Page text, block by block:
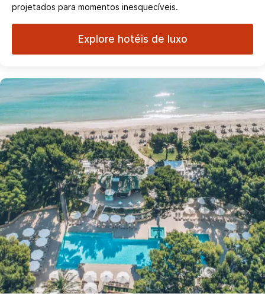
projetados para momentos inesquecíveis.
Explore hotéis de luxo